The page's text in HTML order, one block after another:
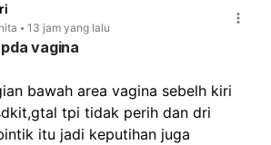
dan kurangi stres. Sebaiknya
kandungan atau dokter umum kalau:
sampai lebih dari 1–2 minggu,
berulang terus,
hebat,
sangat banyak.
13 jam yang lalu
vagina
bawah area vagina sebelh kiri
tpi tidak perih dan dri
itu jadi keputihan juga